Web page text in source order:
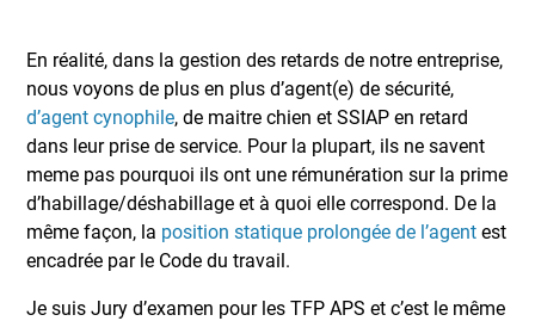
En réalité, dans la gestion des retards de notre entreprise,
nous voyons de plus en plus d’agent(e) de sécurité,
d’agent cynophile, de maitre chien et SSIAP en retard
dans leur prise de service. Pour la plupart, ils ne savent
meme pas pourquoi ils ont une rémunération sur la prime
d’habillage/déshabillage et à quoi elle correspond. De la
même façon, la position statique prolongée de l’agent est
encadrée par le Code du travail.
Je suis Jury d’examen pour les TFP APS et c’est le même